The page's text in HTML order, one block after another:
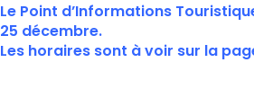
Le Point d’Informations
25 décembre.
Les horaires sont à voir sur la